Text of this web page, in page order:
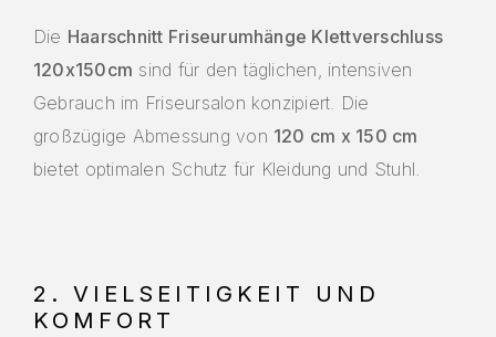
Die Haarschnitt Friseurumhänge Klettverschluss
120x150cm sind für den täglichen, intensiven
Gebrauch im Friseursalon konzipiert. Die
großzügige Abmessung von 120 cm x 150 cm
bietet optimalen Schutz für Kleidung und Stuhl.
2. VIELSEITIGKEIT UND
KOMFORT